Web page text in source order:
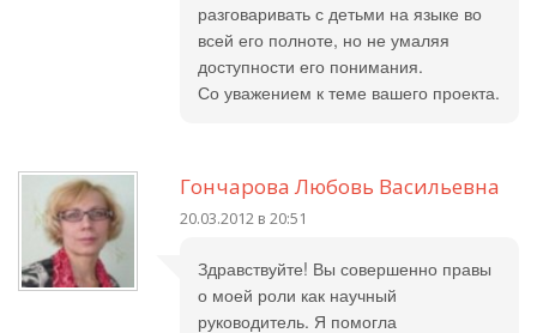
разговаривать с детьми на языке во
всей его полноте, но не умаляя
доступности его понимания.
Со уважением к теме вашего проекта.
Гончарова Любовь Васильевна
20.03.2012 в 20:51
Здравствуйте! Вы совершенно правы
о моей роли как научный
руководитель. Я помогла